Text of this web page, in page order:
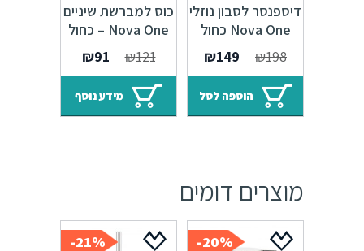
דיספנסר לסבון נוזלי
Nova One כחול
רויאל ₪198
המחיר
המקורי
היה:
₪198.
₪149
הנוכחי
הוא:
₪149.
הוספה לסל
כוס למברשת שיניים
Nova One – כחול
רויאל₪121
המחיר
המקורי
היה:
₪121.
₪91
הנוכחי
הוא:
₪91.
מידע נוסף
מוצרים דומים
20%-
21%-